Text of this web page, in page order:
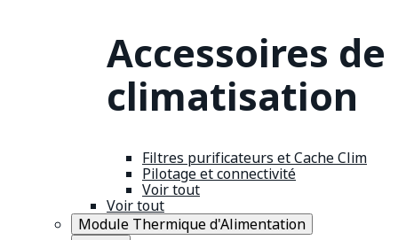
Accessoires de
climatisation
Filtres purificateurs et Cache Clim
Pilotage et connectivité
Voir tout
Voir tout
Module Thermique d'Alimentation